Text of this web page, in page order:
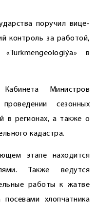
поручил вице-
контроль за работой,
«Türkmengeologiýa» в
Кабинета Министров
сезонных
в регионах, а также о
кадастра.
этапе находится
Также ведутся
работы к жатве
хлопчатника